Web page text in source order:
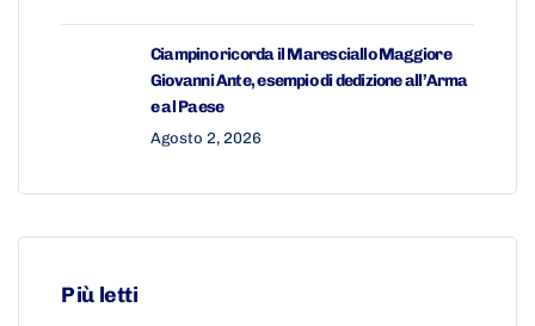
Ciampino ricorda il Maresciallo Maggiore
Giovanni Ante, esempio di dedizione all’Arma
e al Paese
Agosto 2, 2026
Più letti